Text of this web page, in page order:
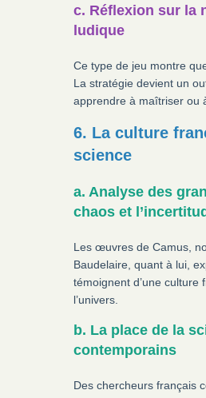
c. Réflexion sur la
ludique
Ce type de jeu montre
La stratégie devient un
apprendre à maîtriser ou
6. La culture
science
a. Analyse des
chaos et
Les œuvres de Camus,
Baudelaire, quant à lui,
témoignent d’une culture
l’univers.
b. La place de la
contemporains
Des chercheurs français